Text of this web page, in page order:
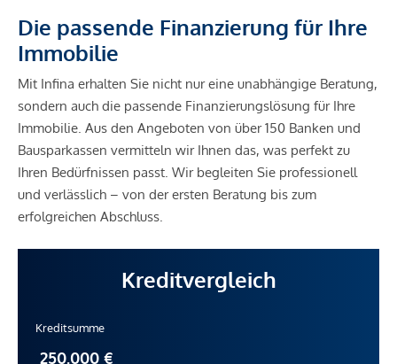
Die passende Finanzierung für Ihre
Immobilie
Mit Infina erhalten Sie nicht nur eine unabhängige Beratung,
sondern auch die passende Finanzierungslösung für Ihre
Immobilie. Aus den Angeboten von über 150 Banken und
Bausparkassen vermitteln wir Ihnen das, was perfekt zu
Ihren Bedürfnissen passt. Wir begleiten Sie professionell
und verlässlich – von der ersten Beratung bis zum
erfolgreichen Abschluss.
Kreditvergleich
Kreditsumme